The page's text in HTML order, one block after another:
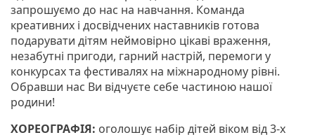
запрошуємо до нас на навчання. Команда
креативних і досвідчених наставників готова
подарувати дітям неймовірно цікаві враження,
незабутні пригоди, гарний настрій, перемоги у
конкурсах та фестивалях на міжнародному рівні.
Обравши нас Ви відчуєте себе частиною нашої
родини!
ХОРЕОГРАФІЯ: оголошує набір дітей віком від 3-х